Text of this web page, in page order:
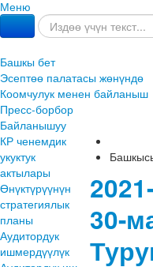
Меню
Башкы бет
Эсептөө палатасы жөнүндө
Коомчулук менен байланыш
Пресс-борбор
Байланышуу
КР ченемдик
укуктук
актылары
Өнүктүрүүнүн
стратегиялык
планы
Аудитордук
ишмердүүлүк
30-